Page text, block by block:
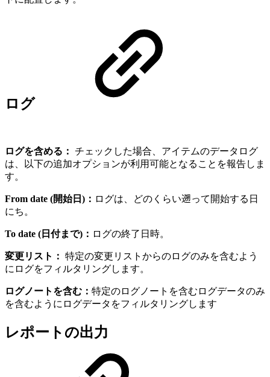
ログ
ログを含める： チェックした場合、アイテムのデータログ
は、以下の追加オプションが利用可能となることを報告しま
す。
From date (開始日)： ログは、どのくらい遡って開始する日
にち。
To date (日付まで)： ログの終了日時。
変更リスト： 特定の変更リストからのログのみを含むよう
にログをフィルタリングします。
ログノートを含む： 特定のログノートを含むログデータのみ
を含むようにログデータをフィルタリングします
レポートの出力